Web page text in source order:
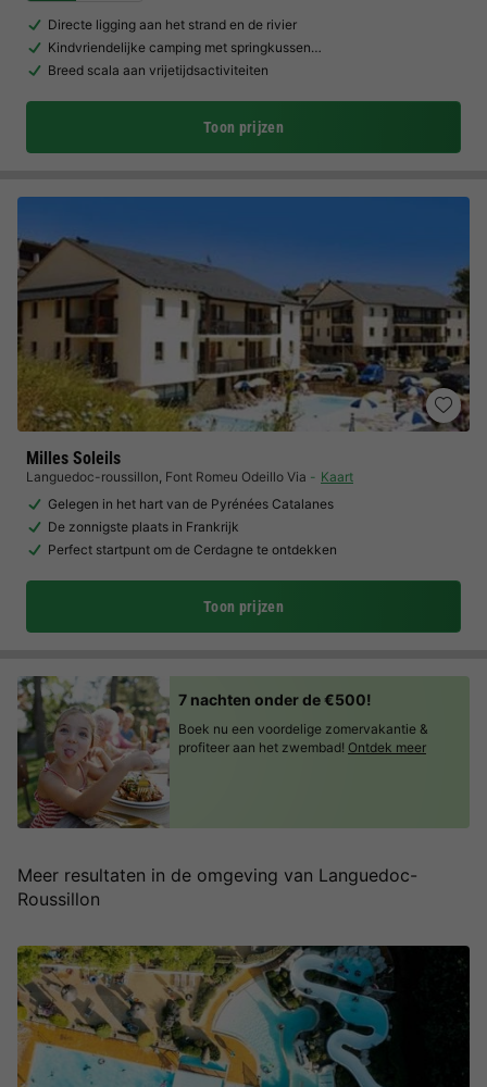
Directe ligging aan het strand en de rivier
Kindvriendelijke camping met springkussen…
Breed scala aan vrijetijdsactiviteiten
Toon prijzen
Milles Soleils
Languedoc-roussillon, Font Romeu Odeillo Via
Kaart
Gelegen in het hart van de Pyrénées Catalanes
De zonnigste plaats in Frankrijk
Perfect startpunt om de Cerdagne te ontdekken
Toon prijzen
Meer resultaten in de omgeving van Languedoc-
Roussillon
7 nachten onder de €500!
Boek nu een voordelige zomervakantie &
profiteer aan het zwembad! Ontdek meer